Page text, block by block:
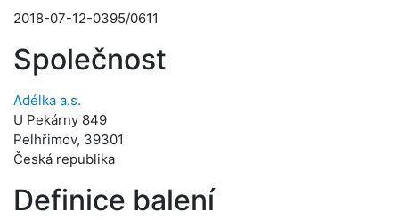
2018-07-12-0395/0611
Společnost
Adélka a.s.
U Pekárny 849
Pelhřimov, 39301
Česká republika
Definice balení